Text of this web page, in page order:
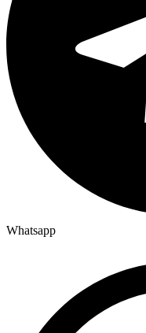
Whatsapp